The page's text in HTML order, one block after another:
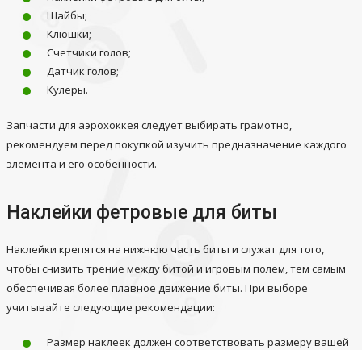
Шайбы;
Клюшки;
Счетчики голов;
Датчик голов;
Кулеры.
Запчасти для аэрохоккея следует выбирать грамотно,
рекомендуем перед покупкой изучить предназначение каждого
элемента и его особенности.
Наклейки фетровые для биты
Наклейки крепятся на нижнюю часть биты и служат для того,
чтобы снизить трение между битой и игровым полем, тем самым
обеспечивая более плавное движение биты. При выборе
учитывайте следующие рекомендации:
Размер наклеек должен соответствовать размеру вашей